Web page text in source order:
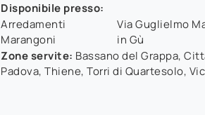
Disponibile presso:
Arredamenti
Marangoni
Via Guglielmo
in Gù
Zone servite: Bassano del Grappa,
Padova, Thiene, Torri di Quartesolo,